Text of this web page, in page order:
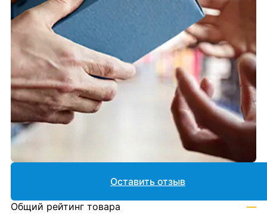
Оставить отзыв
Общий рейтинг товара —